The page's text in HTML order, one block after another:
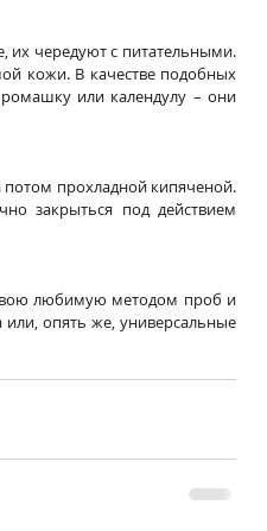
их чередуют с питательными.
кожи. В качестве подобных
или календулу – они
потом прохладной кипяченой.
закрыться под действием
любимую методом проб и
опять же, универсальные